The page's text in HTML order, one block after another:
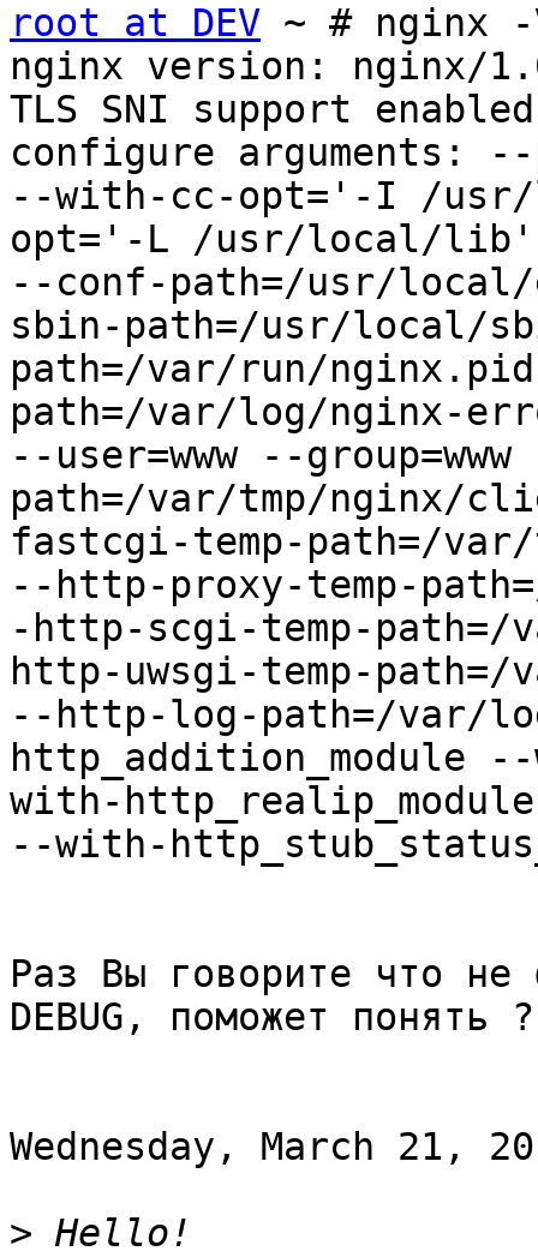
root at DEV ~ # nginx -
nginx version: nginx/
TLS SNI support enabled
configure arguments:
--with-cc-opt='-I /
opt='-L /usr/local/lib'
--conf-path=/usr/
sbin-path=/usr/local/
path=/var/run/
path=/var/log/nginx-
--user=www --
path=/var/tmp/nginx/
fastcgi-temp-path=/
--http-proxy-temp-
-http-scgi-temp-path=/
http-uwsgi-temp-path=/
--http-log-path=/var/
http_addition_module
with-
--with-
Раз Вы говорите что не
DEBUG, поможет понять ?
Wednesday, March 21,
>